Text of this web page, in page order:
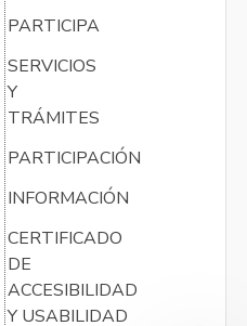
PARTICIPA
SERVICIOS
Y
TRÁMITES
PARTICIPACIÓN
INFORMACIÓN
CERTIFICADO
DE
ACCESIBILIDAD
Y USABILIDAD